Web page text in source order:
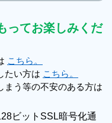
ってお楽しみくだ
こちら。
たい方は こちら。
まう等の不安のある方は
ビットSSL暗号化通